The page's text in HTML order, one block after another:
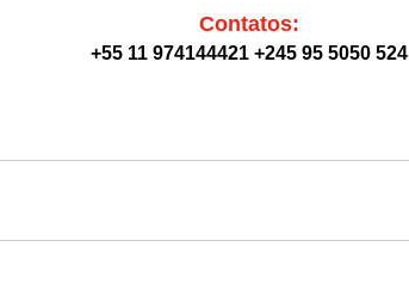
Contatos:
+55 11 974144421 +245 95 5050 524